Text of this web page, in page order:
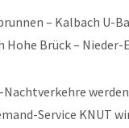
– Kalbach U-
Hohe Brück –
Service KNUT